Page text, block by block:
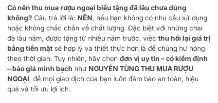
Có nên thu mua rượu ngoại biếu tặng đã lâu chưa dùng
không? Câu trả lời là: NÊN, nếu bạn không có nhu cầu sử dụng
hoặc không chắc chắn về chất lượng. Đặc biệt với những chai
đã lâu năm, được tặng từ nhiều năm trước, việc thu hồi lại giá trị
bằng tiền mặt sẽ hợp lý và thiết thực hơn là để chúng hư hỏng
theo thời gian. Tuy nhiên, hãy chọn đơn vị uy tín – có kiểm định
– báo giá minh bạch như NGUYÊN TÙNG THU MUA RƯỢU
NGOẠI, để mọi giao dịch của bạn luôn đảm bảo an toàn, hiệu
quả và tối ưu lợi ích.